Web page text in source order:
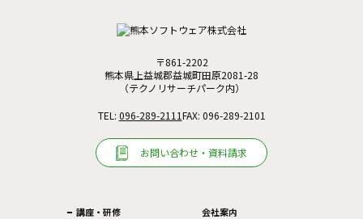
〒861-2202
熊本県上益城郡益城町田原2081-28
（テクノリサーチパーク内）
TEL: 096-289-2111FAX: 096-289-2101
お問い合わせ・資料請求
講座・研修 会社案内